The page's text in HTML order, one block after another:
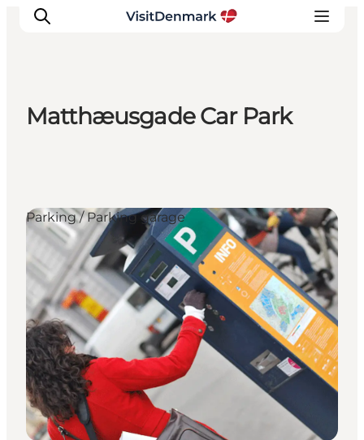
Hébergements
Planifiez votre voyage
Matthæusgade Car Park
Parking / Parking garage